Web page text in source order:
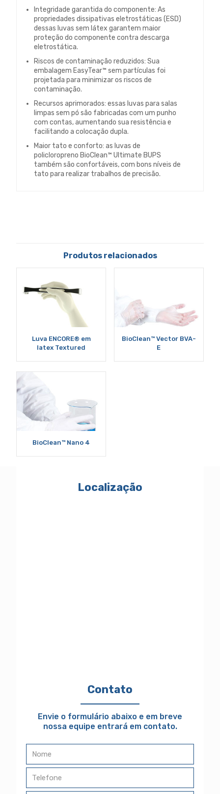
Integridade garantida do componente: As
propriedades dissipativas eletrostáticas (ESD)
dessas luvas sem látex garantem maior
proteção do componente contra descarga
eletrostática.
Riscos de contaminação reduzidos: Sua
embalagem EasyTear™ sem partículas foi
projetada para minimizar os riscos de
contaminação.
Recursos aprimorados: essas luvas para salas
limpas sem pó são fabricadas com um punho
com contas, aumentando sua resistência e
facilitando a colocação dupla.
Maior tato e conforto: as luvas de
policloropreno BioClean™ Ultimate BUPS
também são confortáveis, com bons níveis de
tato para realizar trabalhos de precisão.
Produtos relacionados
Luva ENCORE® em
latex Textured
BioClean™ Vector BVA-
E
BioClean™ Nano 4
Localização
Contato
Envie o formulário abaixo e em breve
nossa equipe entrará em contato.